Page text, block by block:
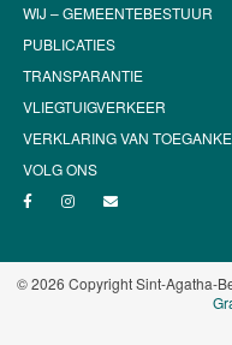
WIJ – GEMEENTEBESTUUR
PUBLICATIES
TRANSPARANTIE
VLIEGTUIGVERKEER
VERKLARING VAN
VOLG ONS
© 2026 Copyright Sint-Agatha-